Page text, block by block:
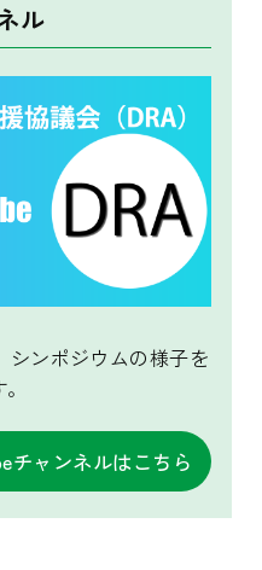
ル
シンポジウムの様子を
チャンネルはこちら